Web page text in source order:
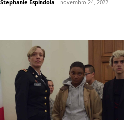
Stephanie Espindola - novembro 24, 2022